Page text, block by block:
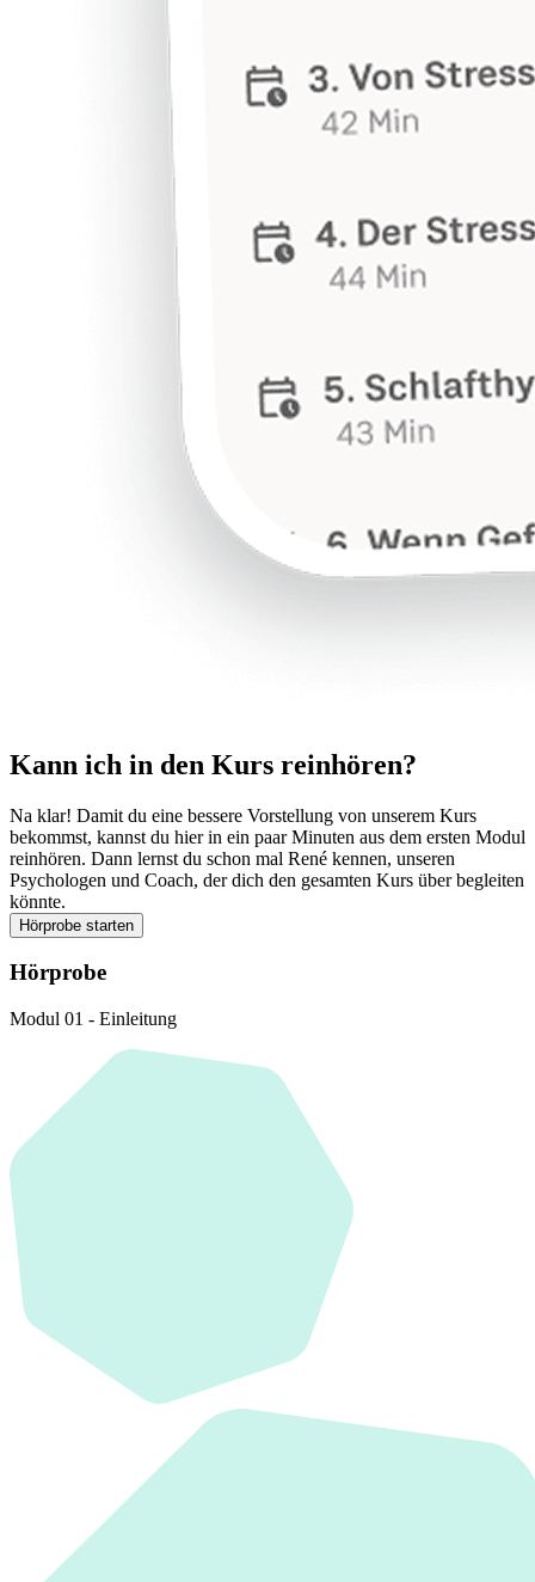
Kann ich in den Kurs reinhören?
Na klar! Damit du eine bessere Vorstellung von unserem Kurs
bekommst, kannst du hier in ein paar Minuten aus dem ersten Modul
reinhören. Dann lernst du schon mal René kennen, unseren
Psychologen und Coach, der dich den gesamten Kurs über begleiten
könnte.
Hörprobe starten
Hörprobe
Modul 01 - Einleitung